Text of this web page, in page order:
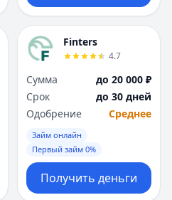
Finters
4.7
Сумма
до 20 000 ₽
Срок
до 30 дней
Одобрение
Среднее
Займ онлайн
Первый займ 0%
Получить деньги